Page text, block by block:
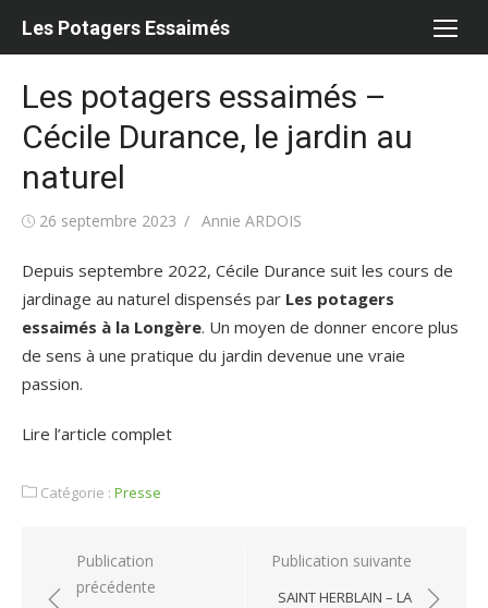
Les Potagers Essaimés
Les potagers essaimés –
Cécile Durance, le jardin au
naturel
Publié26 septembre 2023 Auteur/autrice
Annie ARDOIS
Depuis septembre 2022, Cécile Durance suit les cours de
jardinage au naturel dispensés par Les potagers
essaimés à la Longère. Un moyen de donner encore plus
de sens à une pratique du jardin devenue une vraie
passion.
Lire l’article complet
Catégorie : Presse
Navigation
de
Publication
précédente
Publication suivante
SAINT HERBLAIN – LA